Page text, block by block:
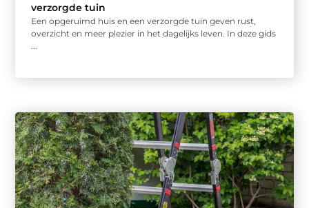
verzorgde tuin
Een opgeruimd huis en een verzorgde tuin geven rust,
overzicht en meer plezier in het dagelijks leven. In deze gids